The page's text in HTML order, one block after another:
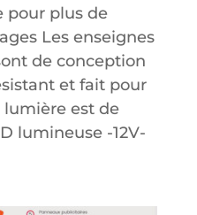
pour plus de
Les enseignes
de conception
et fait pour
lumière est de
lumineuse -12V-